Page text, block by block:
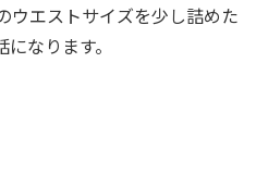
ウエストサイズを少し詰めた
なります。